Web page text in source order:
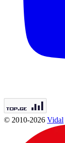
© 2010-2026 Vidal